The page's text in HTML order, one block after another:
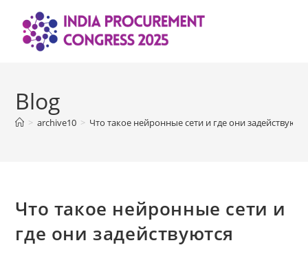
content
Blog
> archive10 > Что такое нейронные сети и где они
Что такое нейронные сети и
где они задействуются